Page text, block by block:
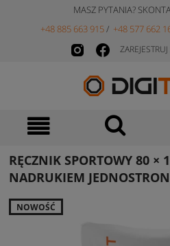
MASZ PYTANIA?
+48 885 663 915/ +48 577 662
RĘCZNIK SPORTOWY 80 ×
NADRUKIEM
NOWOŚĆ